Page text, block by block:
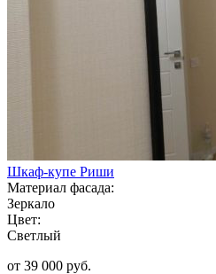
Шкаф-купе Риши
Материал фасада:
Зеркало
Цвет:
Светлый
от 39 000 руб.